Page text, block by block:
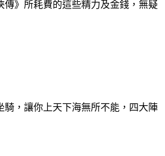
傳》所耗費的這些精力及金錢，無疑
，讓你上天下海無所不能，四大陣